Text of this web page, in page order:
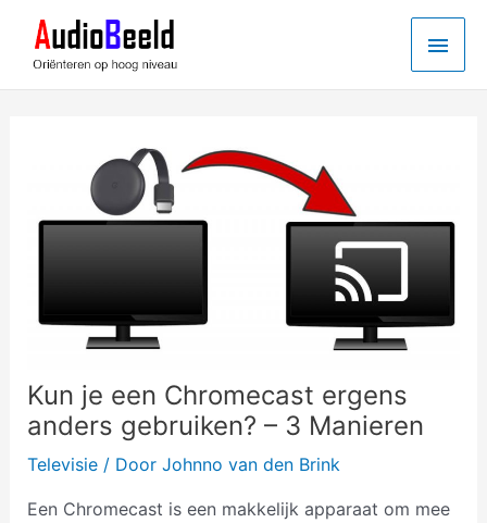
Kun je een Chromecast ergens
anders gebruiken? – 3 Manieren
Televisie/ Door Johnno van den Brink
Een Chromecast is een makkelijk apparaat om mee